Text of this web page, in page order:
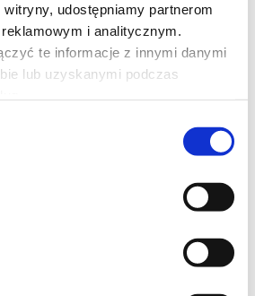
udostępniamy partnerom
i analitycznym.
te informacje z innymi danymi
lub uzyskanymi podczas